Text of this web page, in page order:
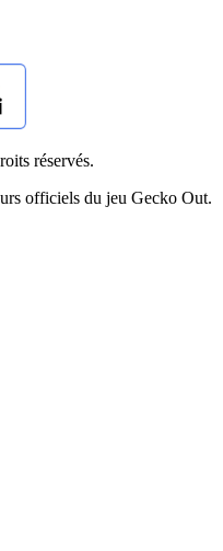
réservés.
officiels du jeu Gecko Out.